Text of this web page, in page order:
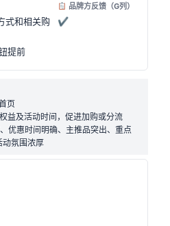
式和相关购
提前
品牌方反馈（G列）
✔
页
益及活动时间，促进加购或分流
优惠时间明确、主推品突出、重点
动氛围浓厚